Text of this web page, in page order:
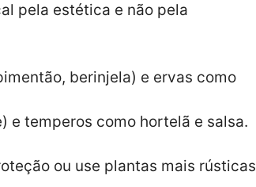
pela estética e não pela
berinjela) e ervas como
e temperos como hortelã e salsa.
ou use plantas mais rústicas